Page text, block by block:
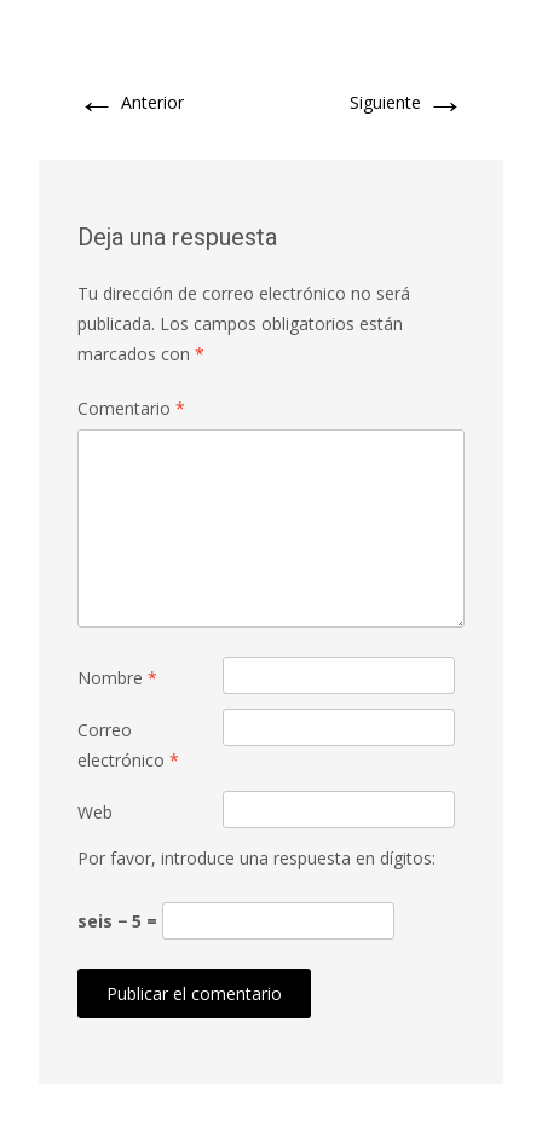
← Anterior Siguiente →
Deja una respuesta
Tu dirección de correo electrónico no será
publicada. Los campos obligatorios están
marcados con *
Comentario *
Nombre *
Correo
electrónico *
Web
Por favor, introduce una respuesta en dígitos:
seis − 5 =